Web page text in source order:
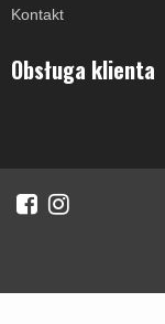
Kontakt
Obsługa klienta